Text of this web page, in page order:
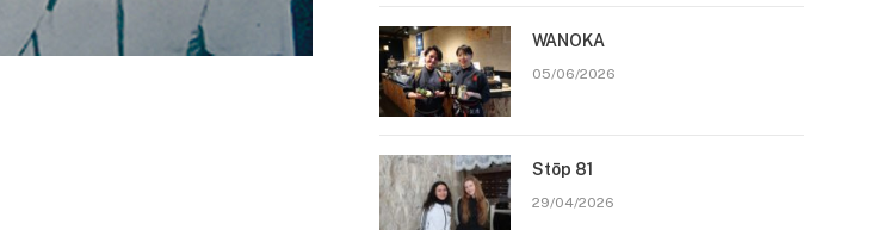
WANOKA
05/06/2026
Stōp 81
29/04/2026